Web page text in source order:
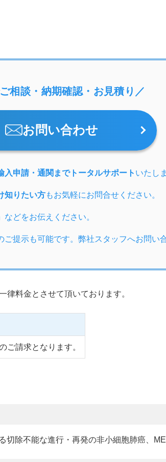
相談・納期確認・お見積り／
お問い合わせ
入申請・通関までトータルサポート いたし
知りたい方もお気軽にお問合せください。
どをお伝えください。
ご提示も可能です。弊社スタッフへお問い
料金とさせて頂いております。
ご請求となります。
切除不能な進行・再発の非小細胞肺癌、